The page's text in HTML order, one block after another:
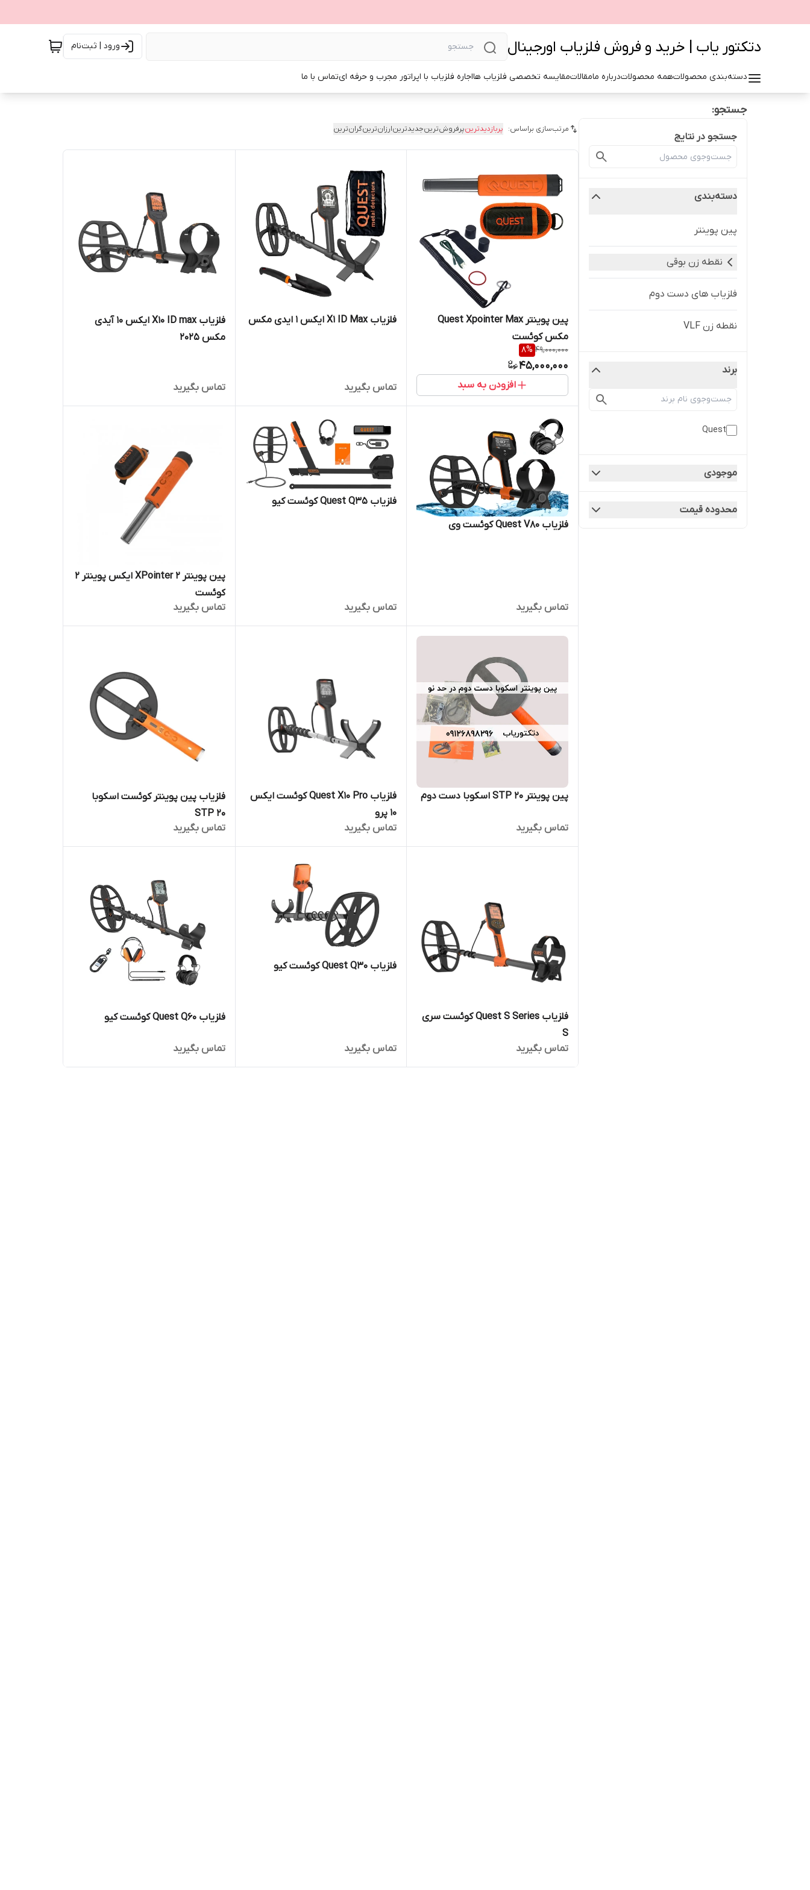
دتکتور یاب | خرید و فروش فلزیاب اورجینال ورود | ثبت‌نام
دسته‌بندی محصولاتهمه محصولاتدرباره مامقالاتمقایسه تخصصی فلزیاب هااجاره فلزیاب با اپراتور مجرب و حرفه ایتماس با ما
جستجو:
جستجو در نتایج
دسته‌بندی
پین پوینتر
نقطه زن بوقی
فلزیاب های دست دوم
نقطه زن VLF
برند
Quest
موجودی
محدوده قیمت
مرتب‌سازی براساس: پربازدیدترینپرفروش‌ترینجدیدترینارزان‌ترینگران‌ترین
پین پوینتر Quest Xpointer Max
مکس کوئست
49,000,000
8%
45,000,000
افزودن به سبد
فلزیاب X1 ID Max ایکس 1 ایدی مکس
تماس بگیرید
فلزیاب X10 ID max ایکس 10 آیدی
مکس 2025
تماس بگیرید
فلزیاب Quest V80 کوئست وی
تماس بگیرید
فلزیاب Quest Q35 کوئست کیو
تماس بگیرید
پین پوینتر XPointer 2 ایکس پوینتر 2
کوئست
تماس بگیرید
پین پوینتر STP 20 اسکوبا دست دوم
تماس بگیرید
فلزیاب Quest X10 Pro کوئست ایکس
10 پرو
تماس بگیرید
فلزیاب پین پوینتر کوئست اسکوبا
STP 20
تماس بگیرید
فلزیاب Quest S Series کوئست سری
S
تماس بگیرید
فلزیاب Quest Q30 کوئست کیو
تماس بگیرید
فلزیاب Quest Q60 کوئست کیو
تماس بگیرید